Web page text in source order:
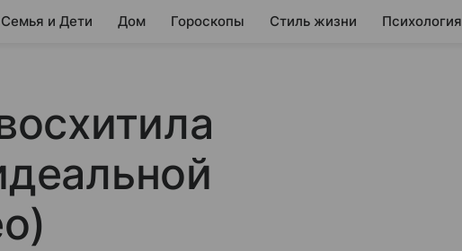
Семья и Дети Дом Гороскопы Стиль жизни Психология